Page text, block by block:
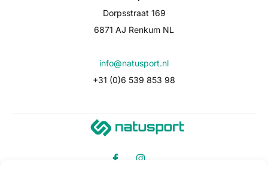
Dorpsstraat 169
6871 AJ Renkum NL
info@natusport.nl
+31 (0)6 539 853 98